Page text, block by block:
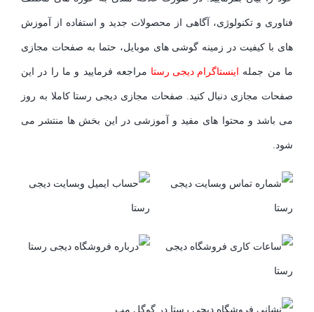
فناوری و تکنولوژی، آگاهی از محصولات جدید و استفاده از آموزش
های با کیفیت در زمینه گوشی های موبایل، حتما به صفحات مجازی
ما من جمله اینستاگرام دیجی رستا مراجعه فرمایید و ما را در این
صفحات مجازی دنبال کنید. صفحات مجازی دیجی رستا کاملا به روز
می باشد و محتوا های مفید و آموزشی در این بخش ها منتشر می
شود.